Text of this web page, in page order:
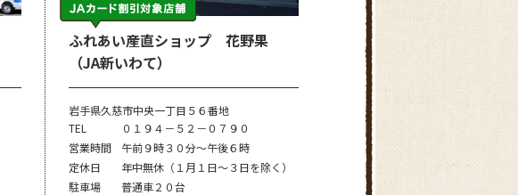
ふれあい産直ショップ 花野果
（JA新いわて）
岩手県久慈市中央一丁目５６番地
TEL
０１９４－５２－０７９０
営業時間
午前９時３０分～午後６時
定休日
年中無休（１月１日～３日を除く）
駐車場
普通車２０台